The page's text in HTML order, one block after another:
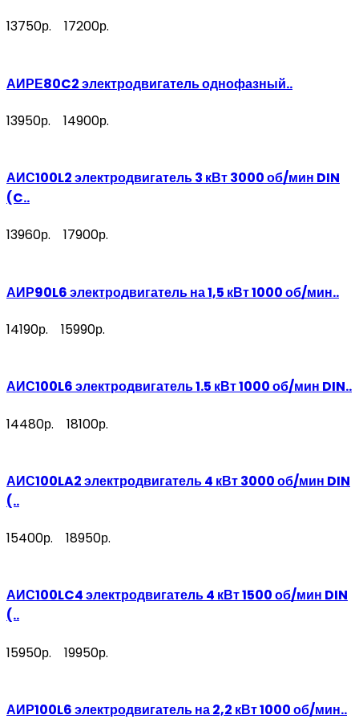
13750р. 17200р.
АИРЕ80C2 электродвигатель однофазный..
13950р. 14900р.
АИС100L2 электродвигатель 3 кВт 3000 об/мин DIN
(C..
13960р. 17900р.
АИР90L6 электродвигатель на 1,5 кВт 1000 об/мин..
14190р. 15990р.
АИС100L6 электродвигатель 1.5 кВт 1000 об/мин DIN..
14480р. 18100р.
АИС100LA2 электродвигатель 4 кВт 3000 об/мин DIN
(..
15400р. 18950р.
АИС100LC4 электродвигатель 4 кВт 1500 об/мин DIN
(..
15950р. 19950р.
АИР100L6 электродвигатель на 2,2 кВт 1000 об/мин..